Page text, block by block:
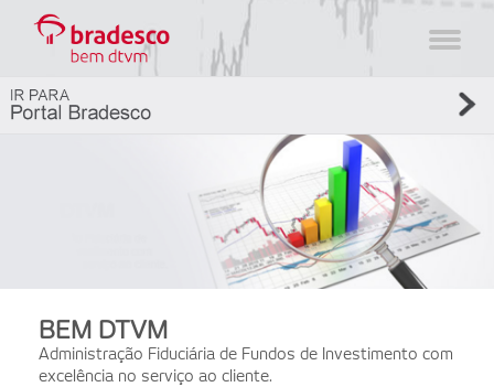
BEM DTVM
Administração Fiduciária de Fundos de Investimento com
excelência no serviço ao cliente.